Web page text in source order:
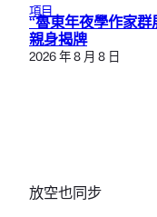
項目
“魯東年夜學作家
親身揭牌
2026 年 8 月 8 日
放空也同步